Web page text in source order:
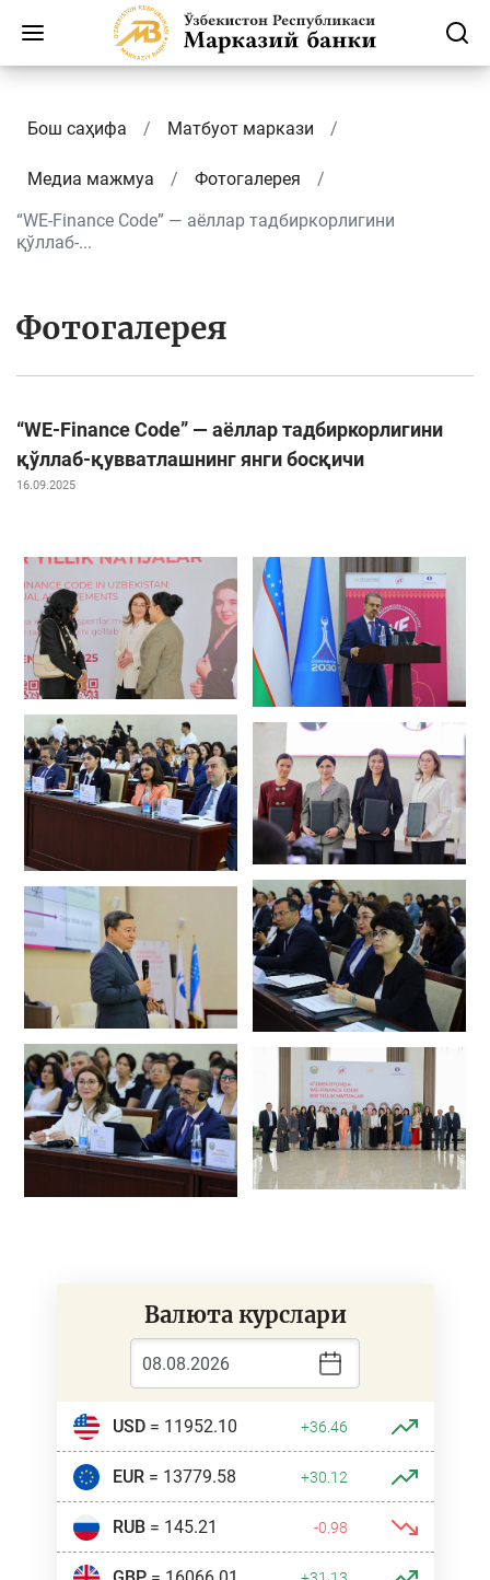
Бош саҳифа Матбуот маркази
Медиа мажмуа
Фотогалерея
“WE-Finance Code” — аёллар тадбиркорлигини
қўллаб-...
Фотогалерея
“WE-Finance Code” — аёллар тадбиркорлигини
қўллаб-қувватлашнинг янги босқичи
16.09.2025
Валюта курслари
USD= 11952.10 +36.46
EUR= 13779.58 +30.12
RUB= 145.21 -0.98